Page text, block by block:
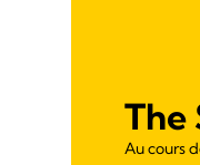
The
Au cours